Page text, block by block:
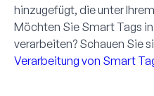
hinzugefügt, die unter
Möchten Sie Smart Tags
verarbeiten? Schauen Sie
Verarbeitung von Smart